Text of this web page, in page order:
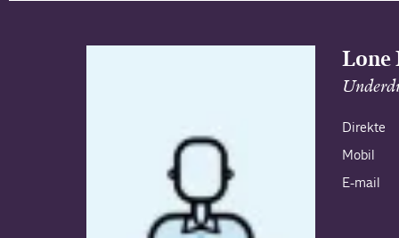
Lone
Direkte
Mobil
E-mail